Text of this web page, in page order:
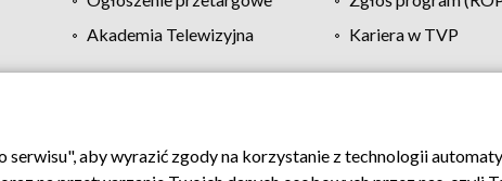
Akademia Telewizyjna Kariera w TVP
Regulamin TVP Polityka prywatności Moje zgody
aby wyrazić zgody na korzystanie z technologii